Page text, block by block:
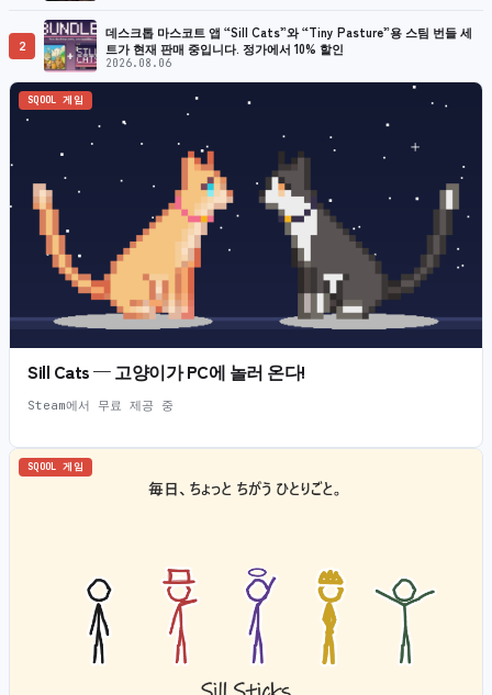
2
데스크톱 마스코트 앱 “Sill Cats”와 “Tiny Pasture”용 스팀 번들 세
트가 현재 판매 중입니다. 정가에서 10% 할인
2026.08.06
SQOOL 게임
Sill Cats — 고양이가 PC에 놀러 온다!
Steam에서 무료 제공 중
SQOOL 게임